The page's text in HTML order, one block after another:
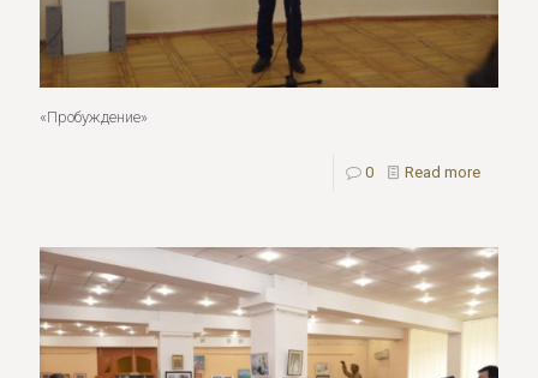
«Пробуждение»
0 Read more